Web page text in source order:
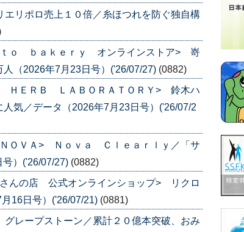
リポロ売上１０倍／糸ほつれを防ぐ独自構
ｏ ｂａｋｅｒｙ オンラインストア> 嵜
（2026年7月23日号）('26/07/27) (0882)
ＨＥＲＢ ＬＡＢＯＲＡＴＯＲＹ> 鈴木ハ
気／データ（2026年7月23日号）('26/07/2
ＯＶＡ> Ｎｏｖａ Ｃｌｅａｒｌｙ／「サ
）('26/07/27) (0882)
んの店 公式オンラインショップ> リクロ
16日号）('26/07/21) (0881)
レープストーン／累計２０億本突破、おみ